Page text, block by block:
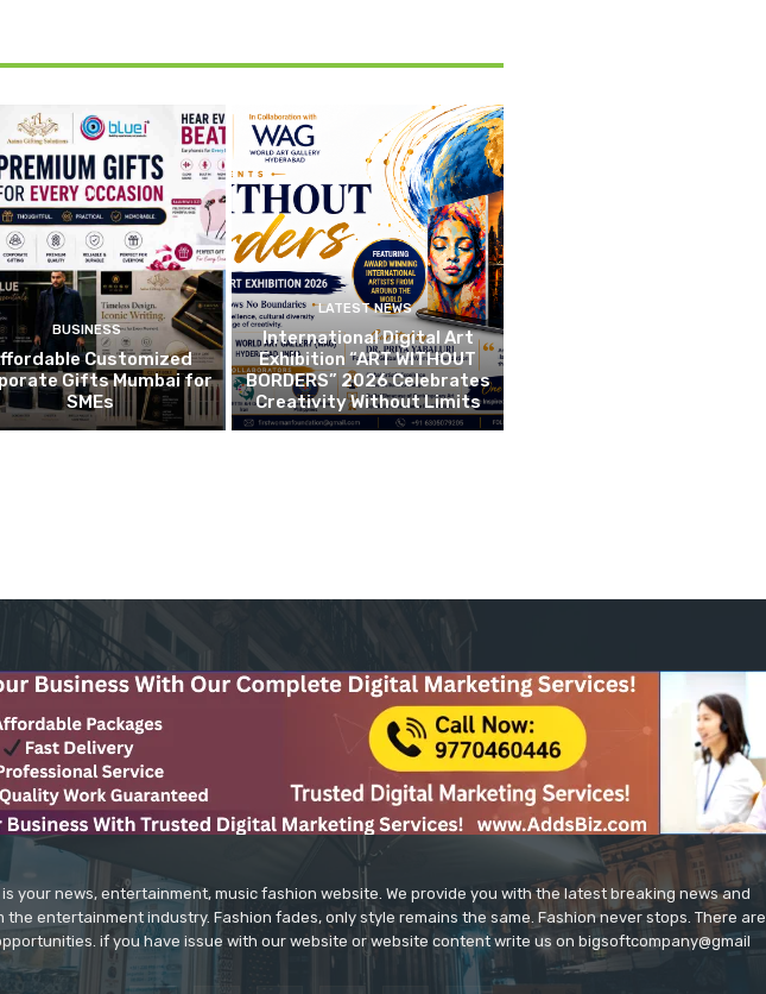
BUSINESS
Customized
Gifts Mumbai for
SMEs
LATEST NEWS
International Digital Art
Exhibition “ART WITHOUT
BORDERS” 2026 Celebrates
Creativity Without Limits
your news, entertainment, music fashion website. We provide you with the latest breaking news and
entertainment industry. Fashion fades, only style remains the same. Fashion never stops. There are
if you have issue with our website or website content write us on bigsoftcompany@gmail